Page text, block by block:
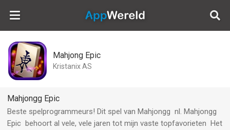
AppWereld
Mahjong Epic
Kristanix AS
Mahjongg Epic
Beste spelprogrammeurs! Dit spel van Mahjongg ️ nl. Mahjongg
Epic ️ behoort al vele, vele jaren tot mijn vaste topfavorieten ️ Het